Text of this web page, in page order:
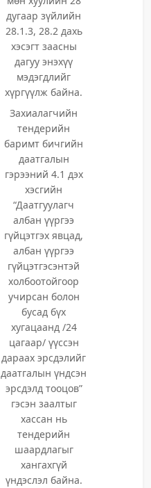
дугаар зүйлийн
28.1.3, 28.2 дахь
хэсэгт заасны
дагуу энэхүү
мэдэгдлийг
хүргүүлж байна.
Захиалагчийн
тендерийн
баримт бичгийн
даатгалын
гэрээний 4.1 дэх
хэсгийн
“Даатгуулагч
албан үүргээ
гүйцэтгэх явцад,
албан үүргээ
гүйцэтгэсэнтэй
холбоотойгоор
учирсан болон
бусад бүх
хугацаанд /24
цагаар/ үүссэн
дараах эрсдэлийг
даатгалын үндсэн
эрсдэлд тооцов”
гэсэн заалтыг
хассан нь
тендерийн
шаардлагыг
хангахгүй
үндэслэл байна.